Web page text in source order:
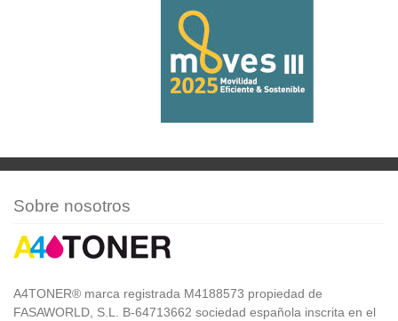
Sobre nosotros
A4TONER® marca registrada M4188573 propiedad de
FASAWORLD, S.L. B-64713662 sociedad española inscrita en el